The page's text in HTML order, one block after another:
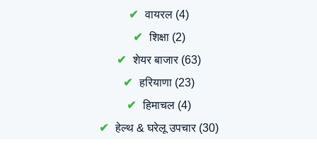
वायरल (4)
शिक्षा(2)
शेयर बाजार(63)
हरियाणा (23)
हिमाचल (4)
हेल्थ & घरेलू उपचार(30)